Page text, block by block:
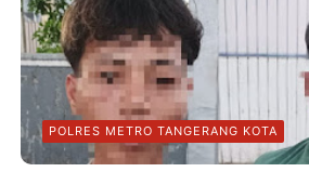
POLRES METRO TANGERANG KOTA